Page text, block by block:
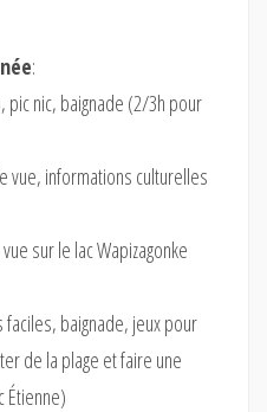
:
pic nic, baignade (2/3h pour
vue, informations culturelles
sur le lac Wapizagonke
faciles, baignade, jeux pour
de la plage et faire une
Étienne)